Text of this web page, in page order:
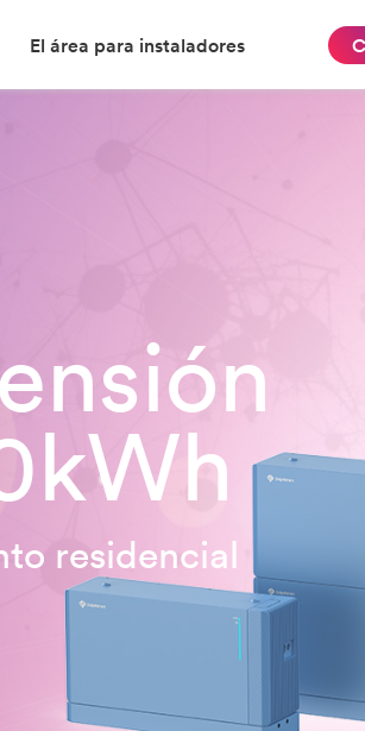
El área para instaladores
residencial